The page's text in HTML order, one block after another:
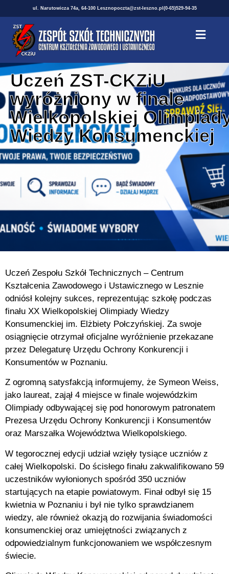
ul. Narutowicza 74a, 64-100 Lesznopoczta@zst-leszno.pl (0-65)529-94-35
Uczeń ZST-CKZiU
wyróżniony w finale
Wielkopolskiej
Wiedzy Konsumenckiej
Uczeń Zespołu Szkół Technicznych – Centrum
Kształcenia Zawodowego i Ustawicznego w Lesznie
odniósł kolejny sukces, reprezentując szkołę podczas
finału XX Wielkopolskiej Olimpiady Wiedzy
Konsumenckiej im. Elżbiety Połczyńskiej. Za swoje
osiągnięcie otrzymał oficjalne wyróżnienie przekazane
przez Delegaturę Urzędu Ochrony Konkurencji i
Konsumentów w Poznaniu.
Z ogromną satysfakcją informujemy, że Symeon Weiss,
jako laureat, zajął 4 miejsce w finale wojewódzkim
Olimpiady odbywającej się pod honorowym patronatem
Prezesa Urzędu Ochrony Konkurencji i Konsumentów
oraz Marszałka Województwa Wielkopolskiego.
W tegorocznej edycji udział wzięły tysiące uczniów z
całej Wielkopolski. Do ścisłego finału zakwalifikowano 59
uczestników wyłonionych spośród 350 uczniów
startujących na etapie powiatowym. Finał odbył się 15
kwietnia w Poznaniu i był nie tylko sprawdzianem
wiedzy, ale również okazją do rozwijania świadomości
konsumenckiej oraz umiejętności związanych z
odpowiedzialnym funkcjonowaniem we współczesnym
świecie.